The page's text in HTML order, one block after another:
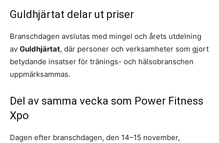
Guldhjärtat delar ut priser
Branschdagen avslutas med mingel och årets utdelning
av Guldhjärtat, där personer och verksamheter som gjort
betydande insatser för tränings- och hälsobranschen
uppmärksammas.
Del av samma vecka som Power Fitness
Xpo
Dagen efter branschdagen, den 14–15 november,